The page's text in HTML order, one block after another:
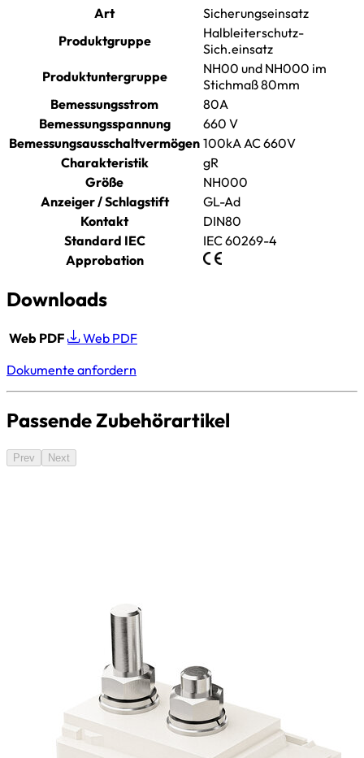
Art
Sicherungseinsatz
Produktgruppe
Halbleiterschutz-
Sich.einsatz
Produktuntergruppe
NH00 und NH000 im
Stichmaß 80mm
Bemessungsstrom
80A
Bemessungsspannung
660 V
Bemessungsausschaltvermögen 100kA AC 660V
Charakteristik
gR
Größe
NH000
Anzeiger / Schlagstift
GL-Ad
Kontakt
DIN80
Standard IEC
IEC 60269-4
Approbation
Downloads
Web PDF
Web PDF
Dokumente anfordern
Passende Zubehörartikel
Prev Next